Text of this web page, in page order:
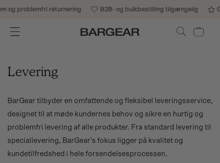
Gå til indhold
og problemfri returnering B2B- og bulkbestilling tilgængelig
Indkøbskurv
Levering
BarGear tilbyder en omfattende og fleksibel leveringsservice,
designet til at møde kundernes behov og sikre en hurtig og
problemfri levering af alle produkter. Fra standard levering til
speciallevering, BarGear's fokus ligger på kvalitet og
kundetilfredshed i hele forsendelsesprocessen.